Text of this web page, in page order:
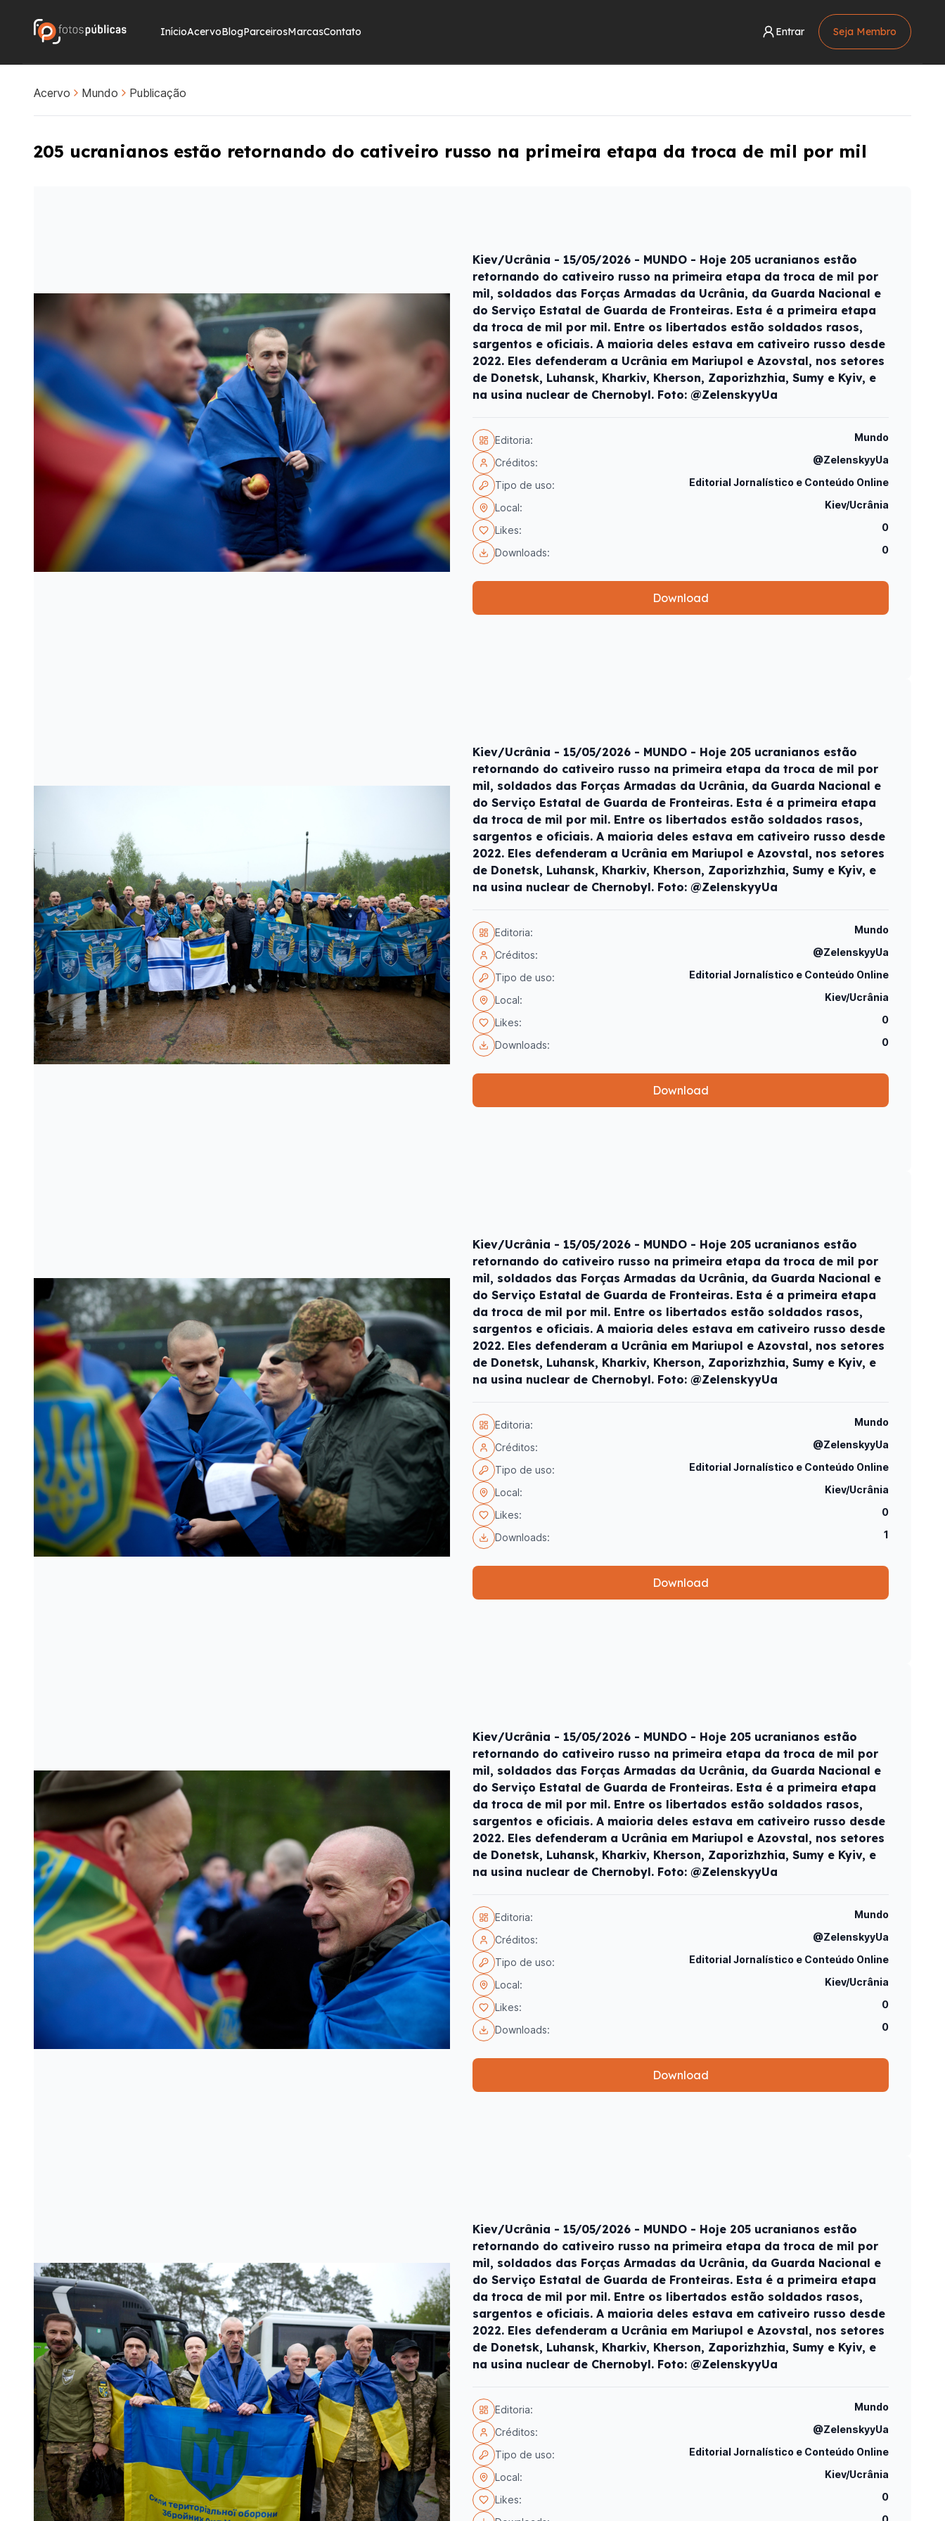
InícioAcervoBlogParceirosMarcasContato Entrar Seja Membro
Acervo Mundo Publicação
205 ucranianos estão retornando do cativeiro russo na primeira etapa da troca de mil por mil
Kiev/Ucrânia - 15/05/2026 - MUNDO - Hoje 205 ucranianos estão
retornando do cativeiro russo na primeira etapa da troca de mil por
mil, soldados das Forças Armadas da Ucrânia, da Guarda Nacional e
do Serviço Estatal de Guarda de Fronteiras. Esta é a primeira etapa
da troca de mil por mil. Entre os libertados estão soldados rasos,
sargentos e oficiais. A maioria deles estava em cativeiro russo desde
2022. Eles defenderam a Ucrânia em Mariupol e Azovstal, nos setores
de Donetsk, Luhansk, Kharkiv, Kherson, Zaporizhzhia, Sumy e Kyiv, e
na usina nuclear de Chernobyl. Foto: @ZelenskyyUa
Editoria: Mundo
Créditos: @ZelenskyyUa
Tipo de uso: Editorial Jornalístico e Conteúdo Online
Local: Kiev/Ucrânia
Likes: 0
Downloads: 0
Download
Kiev/Ucrânia - 15/05/2026 - MUNDO - Hoje 205 ucranianos estão
retornando do cativeiro russo na primeira etapa da troca de mil por
mil, soldados das Forças Armadas da Ucrânia, da Guarda Nacional e
do Serviço Estatal de Guarda de Fronteiras. Esta é a primeira etapa
da troca de mil por mil. Entre os libertados estão soldados rasos,
sargentos e oficiais. A maioria deles estava em cativeiro russo desde
2022. Eles defenderam a Ucrânia em Mariupol e Azovstal, nos setores
de Donetsk, Luhansk, Kharkiv, Kherson, Zaporizhzhia, Sumy e Kyiv, e
na usina nuclear de Chernobyl. Foto: @ZelenskyyUa
Editoria: Mundo
Créditos: @ZelenskyyUa
Tipo de uso: Editorial Jornalístico e Conteúdo Online
Local: Kiev/Ucrânia
Likes: 0
Downloads: 0
Download
Kiev/Ucrânia - 15/05/2026 - MUNDO - Hoje 205 ucranianos estão
retornando do cativeiro russo na primeira etapa da troca de mil por
mil, soldados das Forças Armadas da Ucrânia, da Guarda Nacional e
do Serviço Estatal de Guarda de Fronteiras. Esta é a primeira etapa
da troca de mil por mil. Entre os libertados estão soldados rasos,
sargentos e oficiais. A maioria deles estava em cativeiro russo desde
2022. Eles defenderam a Ucrânia em Mariupol e Azovstal, nos setores
de Donetsk, Luhansk, Kharkiv, Kherson, Zaporizhzhia, Sumy e Kyiv, e
na usina nuclear de Chernobyl. Foto: @ZelenskyyUa
Editoria: Mundo
Créditos: @ZelenskyyUa
Tipo de uso: Editorial Jornalístico e Conteúdo Online
Local: Kiev/Ucrânia
Likes: 0
Downloads: 1
Download
Kiev/Ucrânia - 15/05/2026 - MUNDO - Hoje 205 ucranianos estão
retornando do cativeiro russo na primeira etapa da troca de mil por
mil, soldados das Forças Armadas da Ucrânia, da Guarda Nacional e
do Serviço Estatal de Guarda de Fronteiras. Esta é a primeira etapa
da troca de mil por mil. Entre os libertados estão soldados rasos,
sargentos e oficiais. A maioria deles estava em cativeiro russo desde
2022. Eles defenderam a Ucrânia em Mariupol e Azovstal, nos setores
de Donetsk, Luhansk, Kharkiv, Kherson, Zaporizhzhia, Sumy e Kyiv, e
na usina nuclear de Chernobyl. Foto: @ZelenskyyUa
Editoria: Mundo
Créditos: @ZelenskyyUa
Tipo de uso: Editorial Jornalístico e Conteúdo Online
Local: Kiev/Ucrânia
Likes: 0
Downloads: 0
Download
Kiev/Ucrânia - 15/05/2026 - MUNDO - Hoje 205 ucranianos estão
retornando do cativeiro russo na primeira etapa da troca de mil por
mil, soldados das Forças Armadas da Ucrânia, da Guarda Nacional e
do Serviço Estatal de Guarda de Fronteiras. Esta é a primeira etapa
da troca de mil por mil. Entre os libertados estão soldados rasos,
sargentos e oficiais. A maioria deles estava em cativeiro russo desde
2022. Eles defenderam a Ucrânia em Mariupol e Azovstal, nos setores
de Donetsk, Luhansk, Kharkiv, Kherson, Zaporizhzhia, Sumy e Kyiv, e
na usina nuclear de Chernobyl. Foto: @ZelenskyyUa
Editoria: Mundo
Créditos: @ZelenskyyUa
Tipo de uso: Editorial Jornalístico e Conteúdo Online
Local: Kiev/Ucrânia
Likes: 0